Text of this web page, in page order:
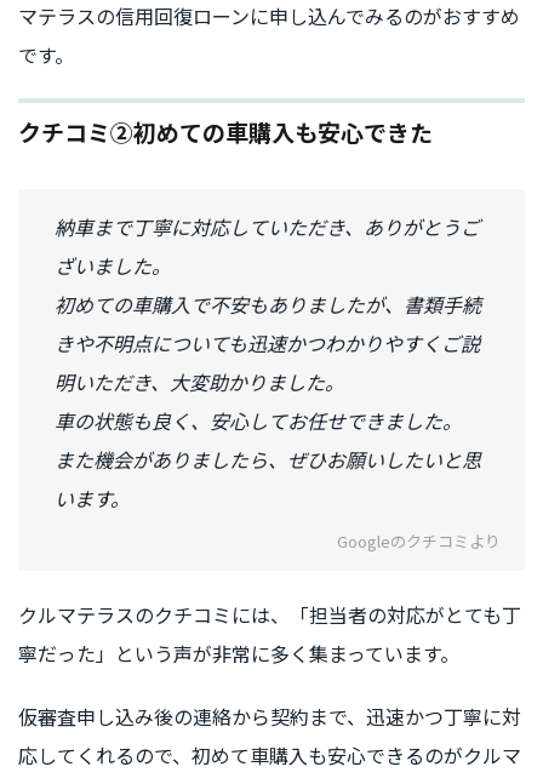
マテラスの信用回復ローンに申し込んでみるのがおすすめ
です。
クチコミ②初めての車購入も安心できた
納車まで丁寧に対応していただき、ありがとうご
ざいました。
初めての車購入で不安もありましたが、書類手続
きや不明点についても迅速かつわかりやすくご説
明いただき、大変助かりました。
車の状態も良く、安心してお任せできました。
また機会がありましたら、ぜひお願いしたいと思
います。
Googleのクチコミより
クルマテラスのクチコミには、「担当者の対応がとても丁
寧だった」という声が非常に多く集まっています。
仮審査申し込み後の連絡から契約まで、迅速かつ丁寧に対
応してくれるので、初めて車購入も安心できるのがクルマ